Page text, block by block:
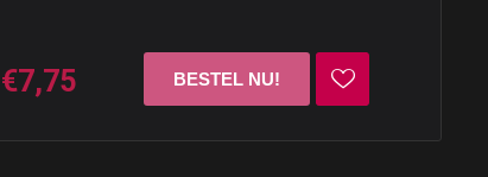
€7,75